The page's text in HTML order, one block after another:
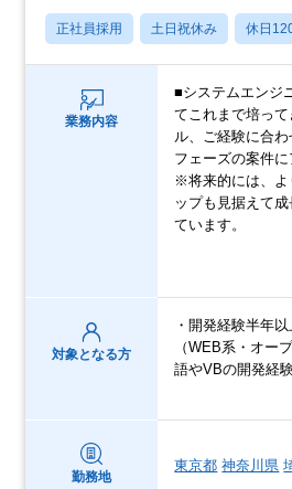
正社員採用 土日祝休み 休日
業務内容
■システムエンジ
てこれまで培っ
ル、ご経験に合わ
フェーズの案件に
※将来的には、よ
ップも見据えて
ています。
対象となる方
・開発経験半年以
（WEB系・オー
語やVBの開発経
勤務地
東京都 神奈川県